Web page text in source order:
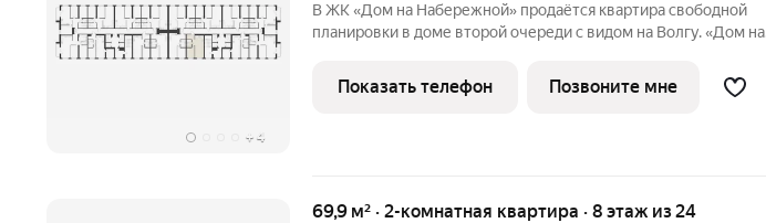
+ 4
В ЖК «Дом на Набережной» продаётся квартира свободной
планировки в доме второй очереди с видом на Волгу. «Дом на
Родионова, дважды отмеченный архитектурной премией
«Искусство строить».
Показать телефон Позвоните мне
69,9 м² · 2-комнатная квартира · 8 этаж из 24